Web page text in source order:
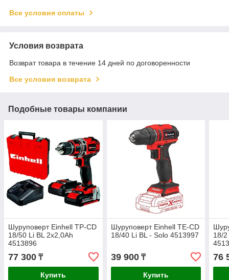
Все условия оплаты
Условия возврата
Возврат товара в течение 14 дней по договоренности
Все условия возврата
Подобные товары компании
Шуруповерт Einhell TP-CD
18/50 Li BL 2x2,0Ah
4513896
77 300 ₸
Купить
Шуруповерт Einhell TE-CD
18/40 Li BL - Solo 4513997
39 900₸
Купить
18/
76